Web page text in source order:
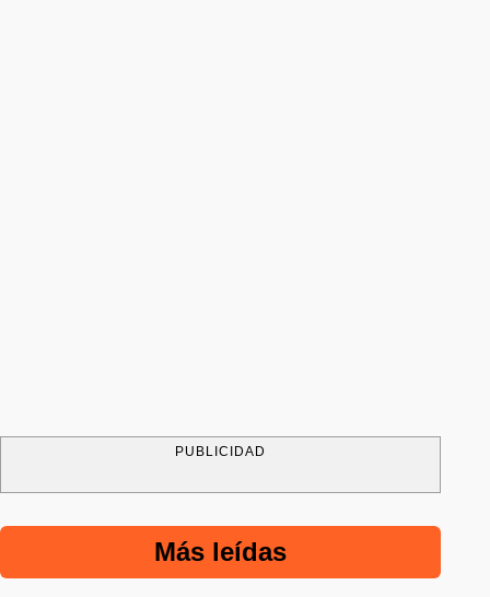
PUBLICIDAD
Más leídas